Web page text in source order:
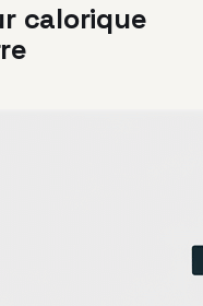
calorique